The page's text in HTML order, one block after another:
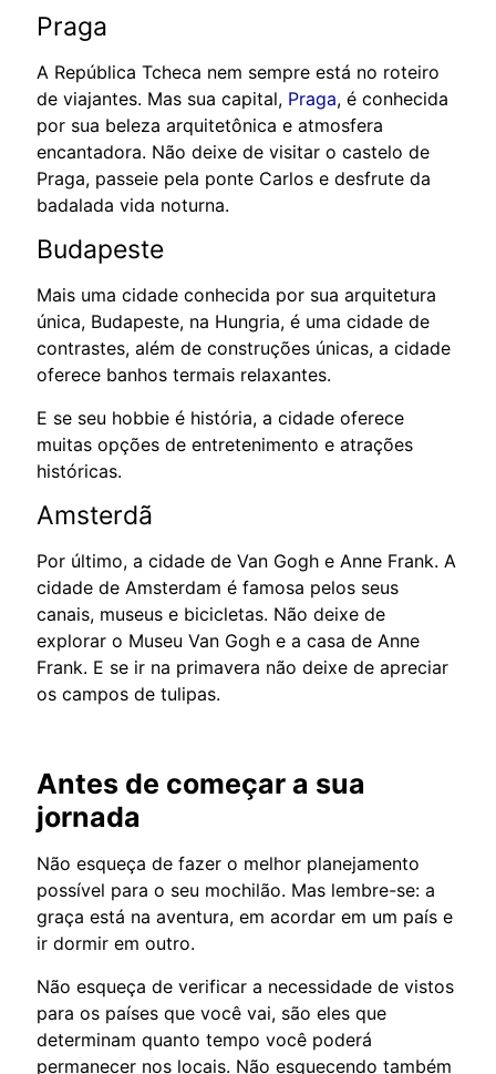
Praga
A República Tcheca nem sempre está no roteiro
de viajantes. Mas sua capital, Praga, é conhecida
por sua beleza arquitetônica e atmosfera
encantadora. Não deixe de visitar o castelo de
Praga, passeie pela ponte Carlos e desfrute da
badalada vida noturna.
Budapeste
Mais uma cidade conhecida por sua arquitetura
única, Budapeste, na Hungria, é uma cidade de
contrastes, além de construções únicas, a cidade
oferece banhos termais relaxantes.
E se seu hobbie é história, a cidade oferece
muitas opções de entretenimento e atrações
históricas.
Amsterdã
Por último, a cidade de Van Gogh e Anne Frank. A
cidade de Amsterdam é famosa pelos seus
canais, museus e bicicletas. Não deixe de
explorar o Museu Van Gogh e a casa de Anne
Frank. E se ir na primavera não deixe de apreciar
os campos de tulipas.
Antes de começar a sua
jornada
Não esqueça de fazer o melhor planejamento
possível para o seu mochilão. Mas lembre-se: a
graça está na aventura, em acordar em um país e
ir dormir em outro.
Não esqueça de verificar a necessidade de vistos
para os países que você vai, são eles que
determinam quanto tempo você poderá
permanecer nos locais. Não esquecendo também